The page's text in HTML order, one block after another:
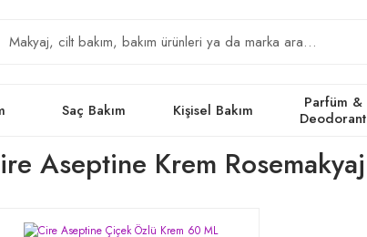
Saç Bakım Kişisel Bakım
Parfüm &
Deodorant
Aseptine Krem Rosemakyaj